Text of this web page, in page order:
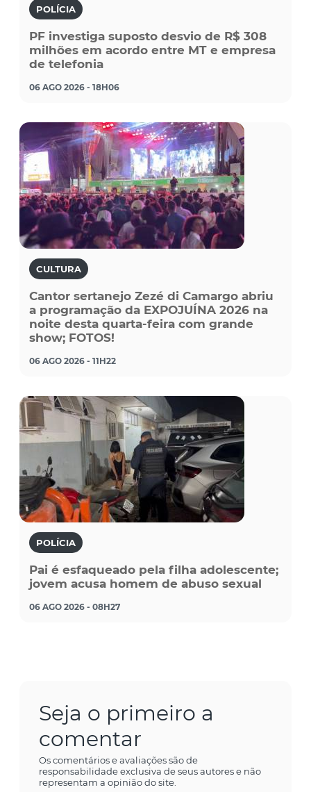
POLÍCIA
PF investiga suposto desvio de R$ 308
milhões em acordo entre MT e empresa
de telefonia
06 AGO 2026 - 18H06
CULTURA
Cantor sertanejo Zezé di Camargo abriu
a programação da EXPOJUÍNA 2026 na
noite desta quarta-feira com grande
show; FOTOS!
06 AGO 2026 - 11H22
POLÍCIA
Pai é esfaqueado pela filha adolescente;
jovem acusa homem de abuso sexual
06 AGO 2026 - 08H27
Seja o primeiro a
comentar
Os comentários e avaliações são de
responsabilidade exclusiva de seus autores e não
representam a opinião do site.